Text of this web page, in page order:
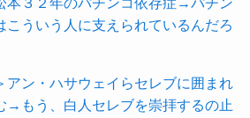
こういう人に支えられているんだろ
アン・ハサウェイらセレブに囲まれ
→もう、白人セレブを崇拝するの止